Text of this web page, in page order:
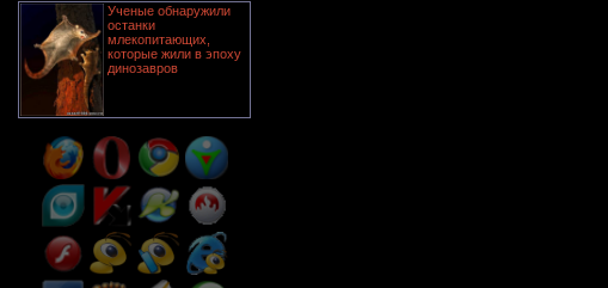
Ученые обнаружили
останки
млекопитающих,
которые жили в эпоху
динозавров